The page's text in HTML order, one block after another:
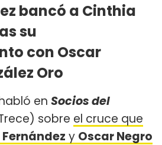
bancó a Cinthia
su
con Oscar
Oro
en Socios del
sobre el cruce que
y Oscar Negro